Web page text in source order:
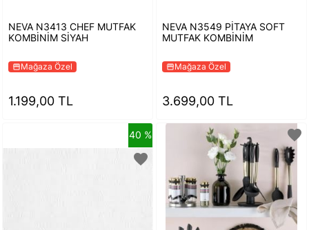
NEVA N3413 CHEF MUTFAK
KOMBİNİM SİYAH
storefrontMağaza Özel
1.199,00 TL
NEVA N3549 PİTAYA SOFT
MUTFAK KOMBİNİM
storefrontMağaza Özel
3.699,00 TL
40 %
favorite
favorite